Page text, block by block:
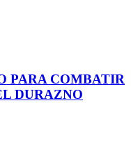
PARA COMBATIR
DURAZNO